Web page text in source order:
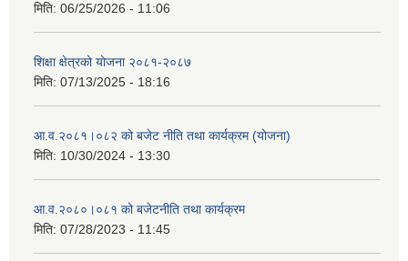
मिति: 06/25/2026 - 11:06
शिक्षा क्षेत्रको योजना २०८१-२०८७
मिति: 07/13/2025 - 18:16
आ.व.२०८१।०८२ को बजेट नीति तथा कार्यक्रम (योजना)
मिति: 10/30/2024 - 13:30
आ.व.२०८०।०८१ को बजेटनीति तथा कार्यक्रम
मिति: 07/28/2023 - 11:45